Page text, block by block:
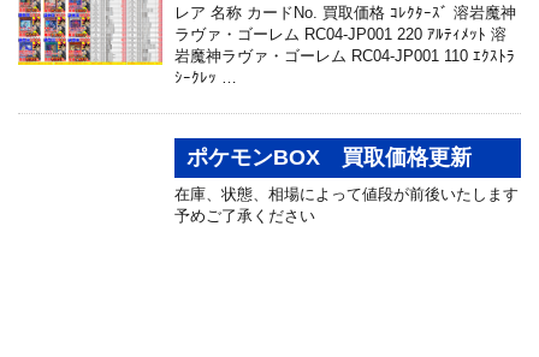
レア 名称 カードNo. 買取価格 ｺﾚｸﾀｰｽﾞ 溶岩魔神
ラヴァ・ゴーレム RC04-JP001 220 ｱﾙﾃｨﾒｯﾄ 溶
岩魔神ラヴァ・ゴーレム RC04-JP001 110 ｴｸｽﾄﾗ
ｼｰｸﾚｯ …
ポケモンBOX 買取価格更新
在庫、状態、相場によって値段が前後いたします
予めご了承ください